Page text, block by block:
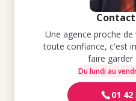
Une agence proche
toute confiance, c'est
faire garder
Du lundi au
01 42